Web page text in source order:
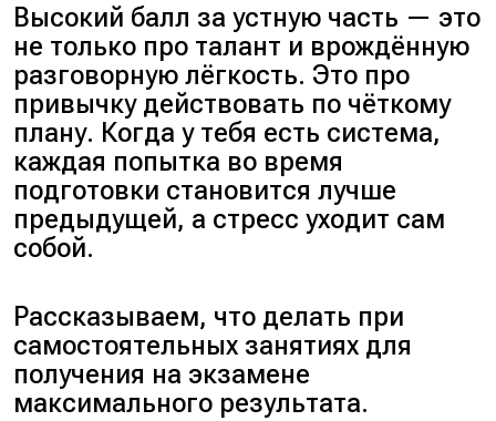
Высокий балл за устную часть — это
не только про талант и врождённую
разговорную лёгкость. Это про
привычку действовать по чёткому
плану. Когда у тебя есть система,
каждая попытка во время
подготовки становится лучше
предыдущей, а стресс уходит сам
собой.
Рассказываем, что делать при
самостоятельных занятиях для
получения на экзамене
максимального результата.